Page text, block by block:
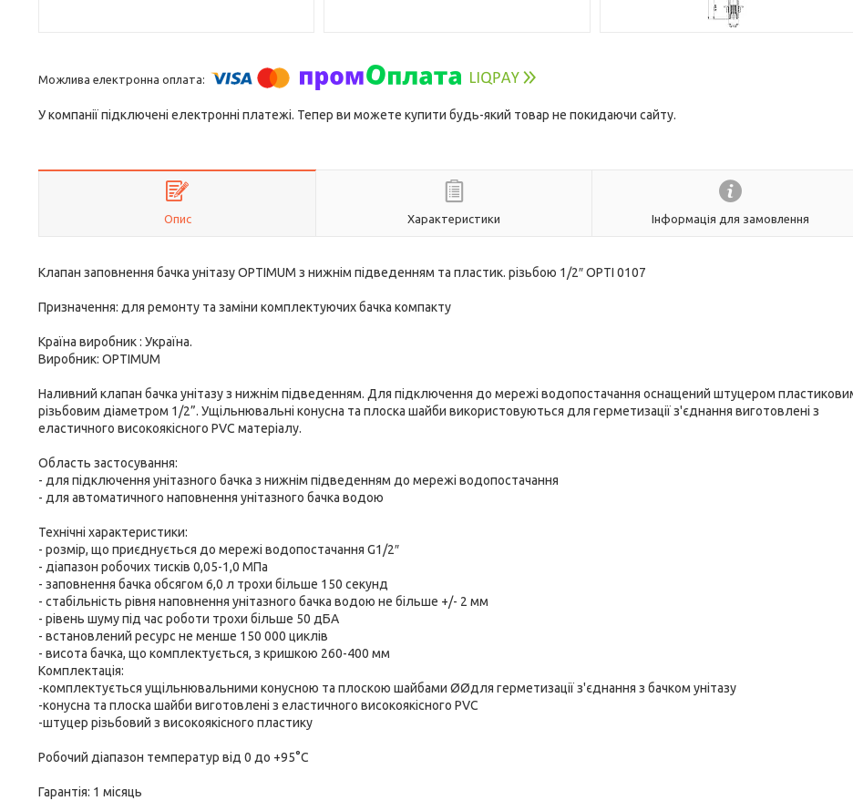
У компанії підключені електронні платежі. Тепер ви можете купити будь-який товар не покидаючи сайту.
Опис Характеристики Інформація для замовлення
Клапан заповнення бачка унітазу OPTIMUM з нижнім підведенням та пластик. різьбою 1/2″ OPTI 0107
Призначення: для ремонту та заміни комплектуючих бачка компакту
Країна виробник : Україна.
Виробник: OPTIMUM
Наливний клапан бачка унітазу з нижнім підведенням. Для підключення до мережі водопостачання оснащений штуцером
різьбовим діаметром 1/2”. Ущільнювальні конусна та плоска шайби використовуються для герметизації з'єднання виготовлені з
еластичного високоякісного PVC матеріалу.
Область застосування:
- для підключення унітазного бачка з нижнім підведенням до мережі водопостачання
- для автоматичного наповнення унітазного бачка водою
Технічні характеристики:
- розмір, що приєднується до мережі водопостачання G1/2″
- діапазон робочих тисків 0,05-1,0 МПа
- заповнення бачка обсягом 6,0 л трохи більше 150 секунд
- стабільність рівня наповнення унітазного бачка водою не більше +/- 2 мм
- рівень шуму під час роботи трохи більше 50 дБА
- встановлений ресурс не менше 150 000 циклів
- висота бачка, що комплектується, з кришкою 260-400 мм
Комплектація:
-комплектується ущільнювальними конусною та плоскою шайбами ØØдля герметизації з'єднання з бачком унітазу
-конусна та плоска шайби виготовлені з еластичного високоякісного PVC
-штуцер різьбовий з високоякісного пластику
Робочий діапазон температур від 0 до +95°C
Гарантія: 1 місяць